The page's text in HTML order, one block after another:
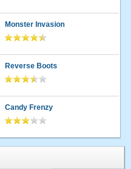
Monster Invasion
Reverse Boots
Candy Frenzy